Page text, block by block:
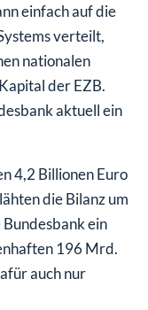
einfach auf die
verteilt,
nationalen
der EZB.
aktuell ein
4,2 Billionen Euro
die Bilanz um
ein
196 Mrd.
auch nur